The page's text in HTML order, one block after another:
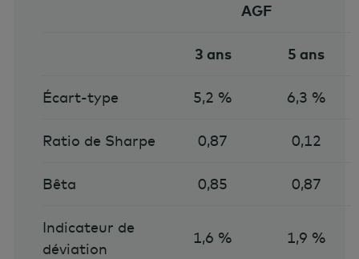
AGF
3 ans 5 ans
Écart-type 5,2 % 6,3 %
Ratio de Sharpe 0,87 0,12
Bêta 0,85 0,87
Indicateur de
déviation
1,6 % 1,9 %